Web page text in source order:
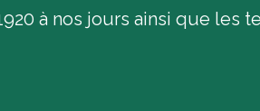
à nos jours ainsi que les